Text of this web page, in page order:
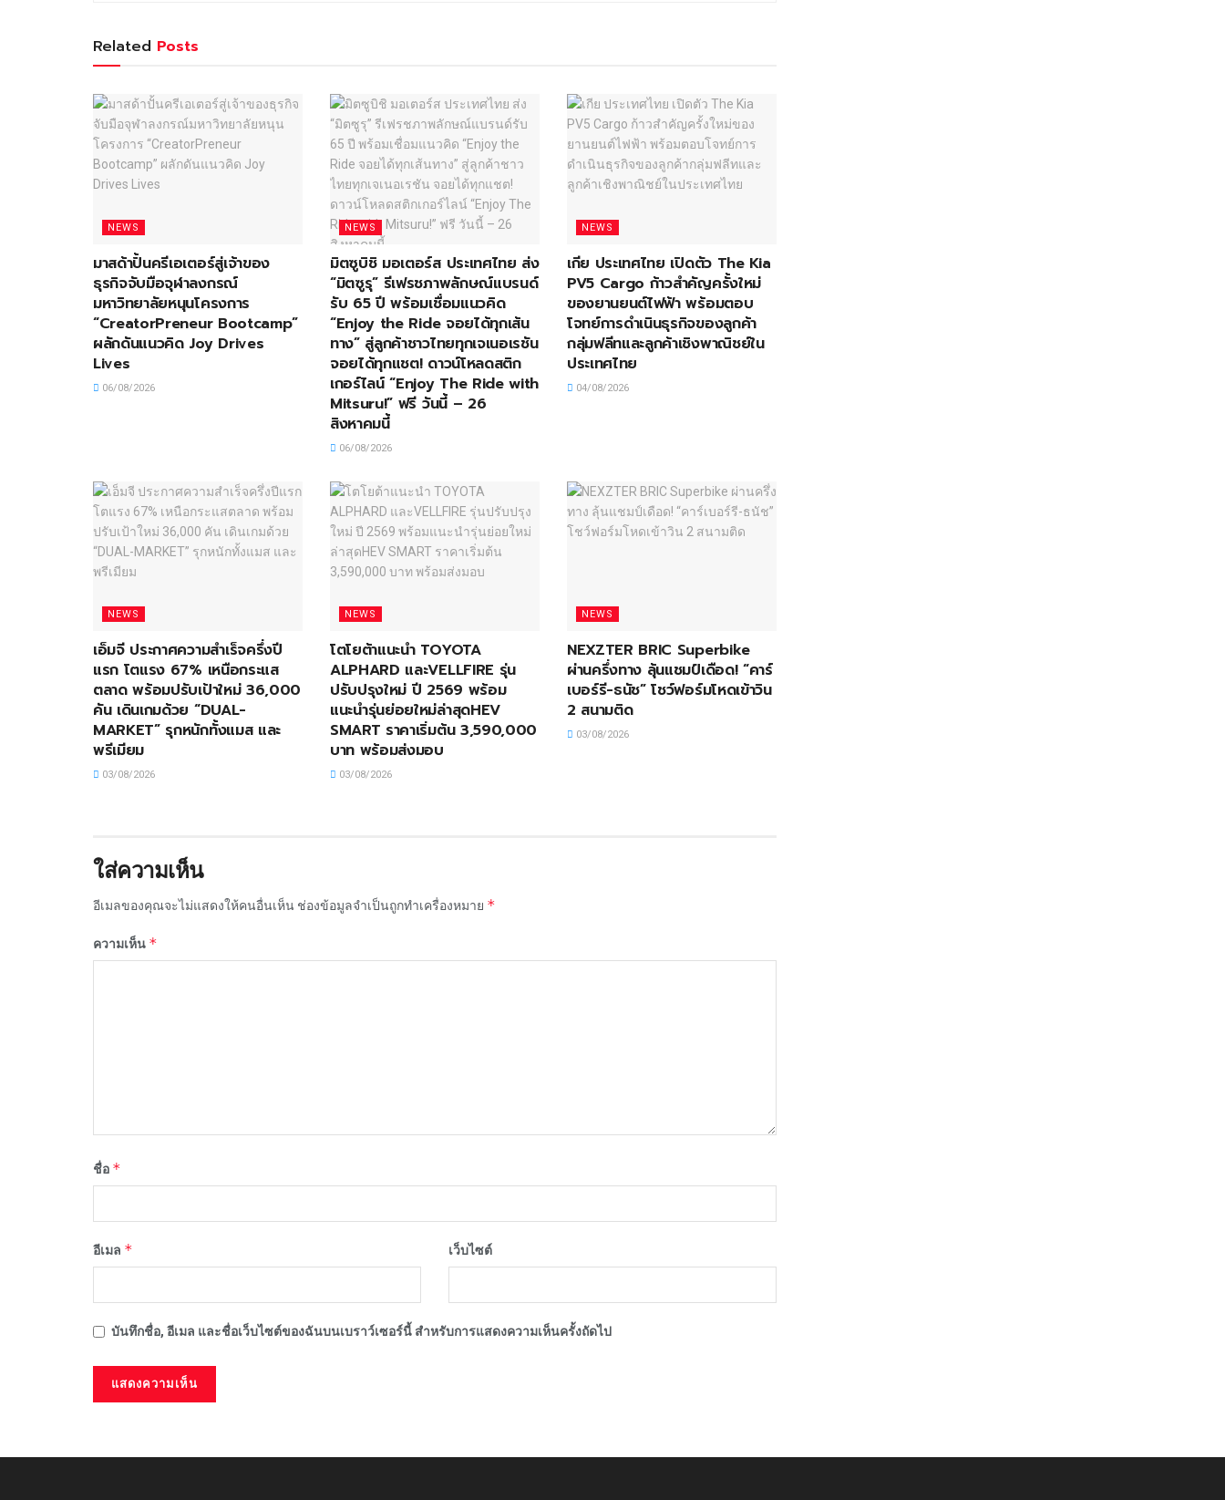
Related Posts
NEWS
มาสด้าปั้นครีเอเตอร์สู่เจ้าของ
ธุรกิจจับมือจุฬาลงกรณ์
มหาวิทยาลัยหนุนโครงการ
“CreatorPreneur Bootcamp”
ผลักดันแนวคิด Joy Drives
Lives
06/08/2026
NEWS
มิตซูบิชิ มอเตอร์ส ประเทศไทย ส่ง
“มิตซูรุ” รีเฟรชภาพลักษณ์แบรนด์
รับ 65 ปี พร้อมเชื่อมแนวคิด
“Enjoy the Ride จอยได้ทุกเส้น
ทาง” สู่ลูกค้าชาวไทยทุกเจเนอเรชัน
จอยได้ทุกแชต! ดาวน์โหลดสติก
เกอร์ไลน์ “Enjoy The Ride with
Mitsuru!” ฟรี วันนี้ – 26
สิงหาคมนี้
06/08/2026
NEWS
เกีย ประเทศไทย เปิดตัว The Kia
PV5 Cargo ก้าวสำคัญครั้งใหม่
ของยานยนต์ไฟฟ้า พร้อมตอบ
โจทย์การดำเนินธุรกิจของลูกค้า
กลุ่มฟลีทและลูกค้าเชิงพาณิชย์ใน
ประเทศไทย
04/08/2026
NEWS
เอ็มจี ประกาศความสำเร็จครึ่งปี
แรก โตแรง 67% เหนือกระแส
ตลาด พร้อมปรับเป้าใหม่ 36,000
คัน เดินเกมด้วย “DUAL-
MARKET” รุกหนักทั้งแมส และ
พรีเมียม
03/08/2026
NEWS
โตโยต้าแนะนำ TOYOTA
ALPHARD และVELLFIRE รุ่น
ปรับปรุงใหม่ ปี 2569 พร้อม
แนะนำรุ่นย่อยใหม่ล่าสุดHEV
SMART ราคาเริ่มต้น 3,590,000
บาท พร้อมส่งมอบ
03/08/2026
NEWS
NEXZTER BRIC Superbike
ผ่านครึ่งทาง ลุ้นแชมป์เดือด! “คาร์
เบอร์รี-ธนัช” โชว์ฟอร์มโหดเข้าวิน
2 สนามติด
03/08/2026
ใส่ความเห็น
อีเมลของคุณจะไม่แสดงให้คนอื่นเห็น ช่องข้อมูลจำเป็นถูกทำเครื่องหมาย *
ความเห็น *
ชื่อ *
อีเมล * เว็บไซต์
บันทึกชื่อ, อีเมล และชื่อเว็บไซต์ของฉันบนเบราว์เซอร์นี้ สำหรับการแสดงความเห็นครั้งถัดไป